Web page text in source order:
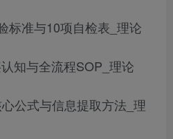
标准与10项自检表_理论
知与全流程SOP_理论
公式与信息提取方法_理